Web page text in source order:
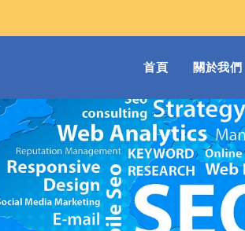
首頁(current)
關於我們